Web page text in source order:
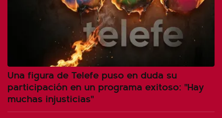
Una figura de Telefe puso en duda su
participación en un programa exitoso: "Hay
muchas injusticias"